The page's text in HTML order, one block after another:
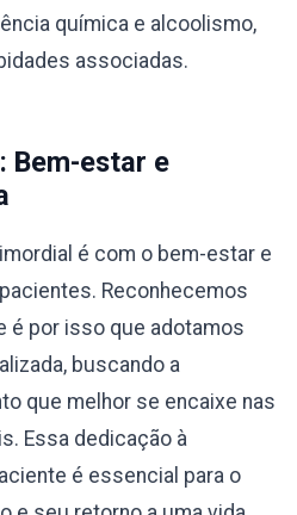
química e alcoolismo,
associadas.
Bem-estar e
é com o bem-estar e
Reconhecemos
é por isso que adotamos
buscando a
que melhor se encaixe nas
Essa dedicação à
é essencial para o